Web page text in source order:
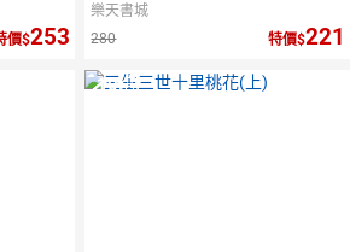
價 253
樂天書城
280
特價 221
10倍